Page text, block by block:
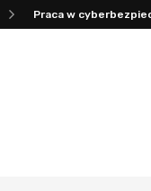
Integracja życia i